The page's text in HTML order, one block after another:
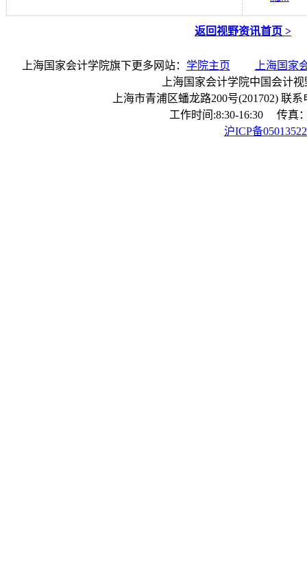
返回视野资讯首页 >
上海国家会计学院旗下更多网站： 学院主页
上海国家
上海国家会计学院中国会计
上海市青浦区蟠龙路200号(201702) 联系
工作时间:8:30-16:30 传真：
沪ICP备